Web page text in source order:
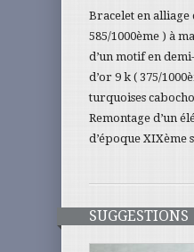
Bracelet en alliage
585/1000ème ) à
d’un motif en
d’or 9 k ( 375/
turquoises
Remontage d’un
d’époque XIXème
SUGGESTIONS